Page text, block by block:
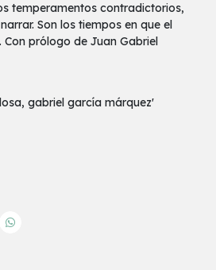
temperamentos contradictorios,
Son los tiempos en que el
prólogo de Juan Gabriel
gabriel garcía márquez'